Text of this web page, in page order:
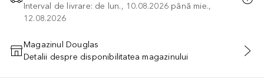
Interval de livrare: de lun., 10.08.2026 până mie.,
12.08.2026
ADĂUGAȚI ÎN COŞ
Magazinul Douglas
Detalii despre disponibilitatea magazinului